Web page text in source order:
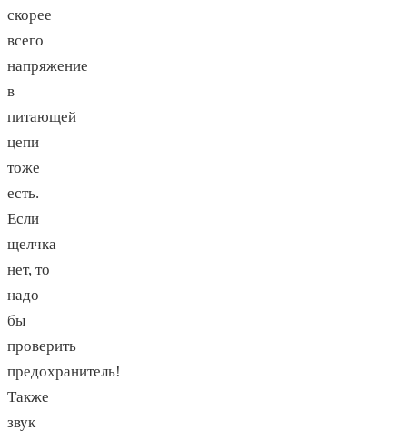
скорее
всего
напряжение
в
питающей
цепи
тоже
есть.
Если
щелчка
нет, то
надо
бы
проверить
предохранитель!
Также
звук